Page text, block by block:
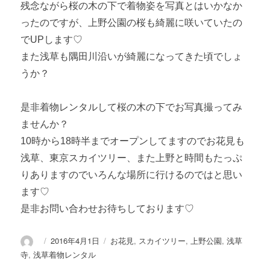
残念ながら桜の木の下で着物姿を写真とはいかなか
ったのですが、上野公園の桜も綺麗に咲いていたの
でUPします♡
また浅草も隅田川沿いが綺麗になってきた頃でしょ
うか？
是非着物レンタルして桜の木の下でお写真撮ってみ
ませんか？
10時から18時半までオープンしてますのでお花見も
浅草、東京スカイツリー、また上野と時間もたっぷ
りありますのでいろんな場所に行けるのではと思い
ます♡
是非お問い合わせお待ちしております♡
投
稿
投
稿
2016年4月1日
カ
お花見, スカイツリー,上野公園,浅草
寺,浅草着物レンタル